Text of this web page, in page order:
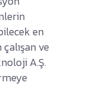
en
ve
A.Ş.